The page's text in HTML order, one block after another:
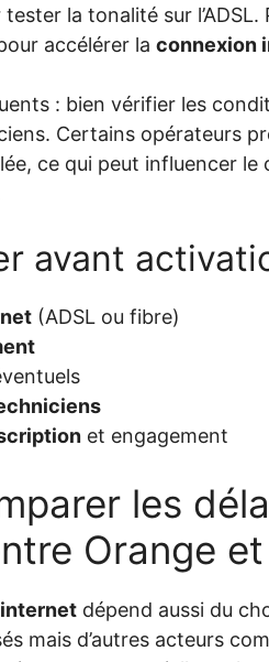
la tonalité sur
accélérer la connexion
: bien vérifier les
Certains opérateurs
ce qui peut influencer le
avant
(ADSL ou fibre)
et engagement
les
Orange
dépend aussi du
mais d’autres acteurs